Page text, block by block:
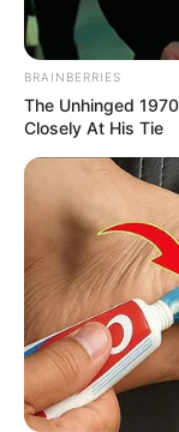
BRAINBERRIES
The Unhinged
Closely At His Tie